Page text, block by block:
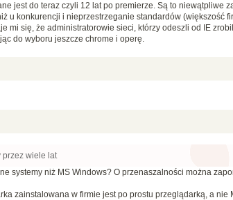
jest do teraz czyli 12 lat po premierze. Są to niewątpliwe
u konkurencji i nieprzestrzeganie standardów (większość
mi się, że administratorowie sieci, którzy odeszli od IE
do wyboru jeszcze chrome i operę.
przez wiele lat
systemy niż MS Windows? O przenaszalności można
zainstalowana w firmie jest po prostu przeglądarką, a nie